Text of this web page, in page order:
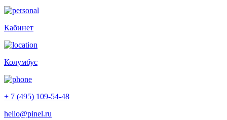
Кабинет
Колумбус
+ 7 (495) 109-54-48
hello@pinel.ru